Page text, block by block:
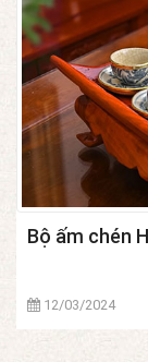
Bộ ấm chén
12/03/2024